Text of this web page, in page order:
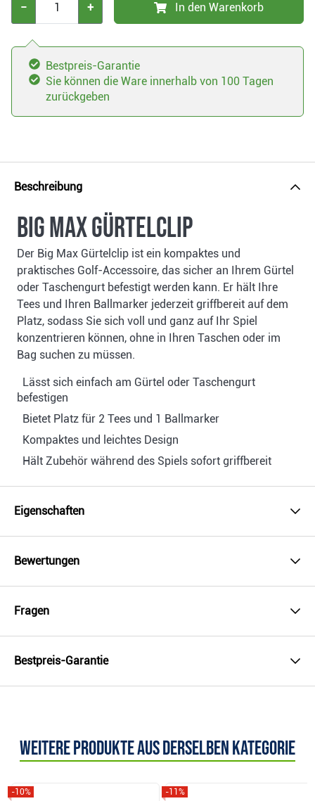
− + In den Warenkorb
Bestpreis-Garantie
Sie können die Ware innerhalb von 100 Tagen
zurückgeben
Beschreibung
Big Max Gürtelclip
Der Big Max Gürtelclip ist ein kompaktes und
praktisches Golf-Accessoire, das sicher an Ihrem Gürtel
oder Taschengurt befestigt werden kann. Er hält Ihre
Tees und Ihren Ballmarker jederzeit griffbereit auf dem
Platz, sodass Sie sich voll und ganz auf Ihr Spiel
konzentrieren können, ohne in Ihren Taschen oder im
Bag suchen zu müssen.
Lässt sich einfach am Gürtel oder Taschengurt
befestigen
Bietet Platz für 2 Tees und 1 Ballmarker
Kompaktes und leichtes Design
Hält Zubehör während des Spiels sofort griffbereit
Eigenschaften
Bewertungen
Fragen
Bestpreis-Garantie
Weitere Produkte aus derselben Kategorie
-10% -11%